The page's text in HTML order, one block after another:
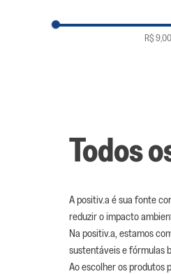
R$ 9,00
Todos
A positiv.a é sua fonte
reduzir o impacto
Na positiv.a, estamos
sustentáveis e fórmulas
Ao escolher os produtos